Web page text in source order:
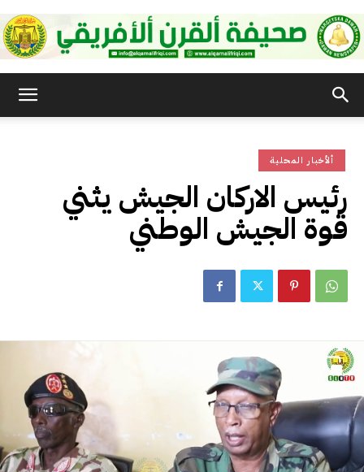
الأفريقي
ألأخبار المحلية
رئيس الاركان الجيش يثني
قوة الجيش الوطني